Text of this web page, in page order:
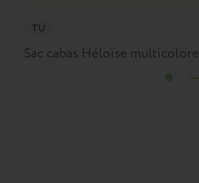
TU
Sac cabas Héloïse multicolore